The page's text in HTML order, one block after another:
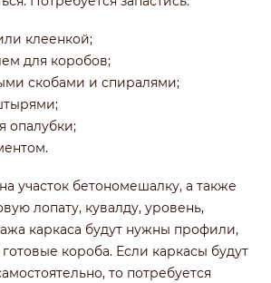
клеенкой;
для коробов;
скобами и спиралями;
опалубки;
участок бетономешалку, а также
лопату, кувалду, уровень,
каркаса будут нужны профили,
короба. Если каркасы будут
то потребуется